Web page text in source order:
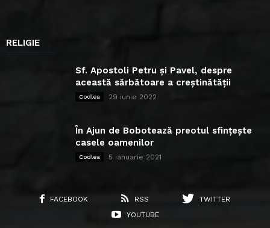
RELIGIE
Sf. Apostoli Petru și Pavel, despre
această sărbătoare a creștinătății
Codlea 29 iunie 2022
În Ajun de Bobotează preotul sfințește
casele oamenilor
Codlea 5 ianuarie 2021
FACEBOOK RSS
TWITTER
YOUTUBE